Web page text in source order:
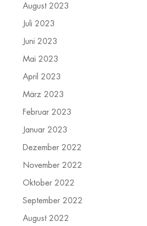
August 2023
Juli 2023
Juni 2023
Mai 2023
April 2023
März 2023
Februar 2023
Januar 2023
Dezember 2022
November 2022
Oktober 2022
September 2022
August 2022